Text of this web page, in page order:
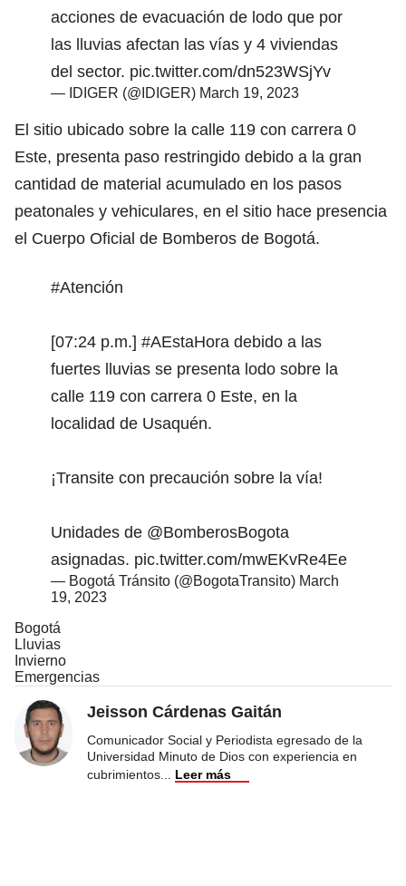
acciones de evacuación de lodo que por
las lluvias afectan las vías y 4 viviendas
del sector. pic.twitter.com/dn523WSjYv
— IDIGER (@IDIGER) March 19, 2023
El sitio ubicado sobre la calle 119 con carrera 0
Este, presenta paso restringido debido a la gran
cantidad de material acumulado en los pasos
peatonales y vehiculares, en el sitio hace presencia
el Cuerpo Oficial de Bomberos de Bogotá.
#Atención
[07:24 p.m.] #AEstaHora debido a las
fuertes lluvias se presenta lodo sobre la
calle 119 con carrera 0 Este, en la
localidad de Usaquén.
¡Transite con precaución sobre la vía!
Unidades de @BomberosBogota
asignadas. pic.twitter.com/mwEKvRe4Ee
— Bogotá Tránsito (@BogotaTransito) March
19, 2023
Bogotá
Lluvias
Invierno
Emergencias
Jeisson Cárdenas Gaitán
Comunicador Social y Periodista egresado de la
Universidad Minuto de Dios con experiencia en
cubrimientos
Leer más